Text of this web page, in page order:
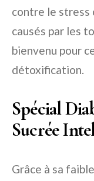
contre le stress
causés par les
bienvenu pour
détoxification.
Spécial
Sucrée
Grâce à sa